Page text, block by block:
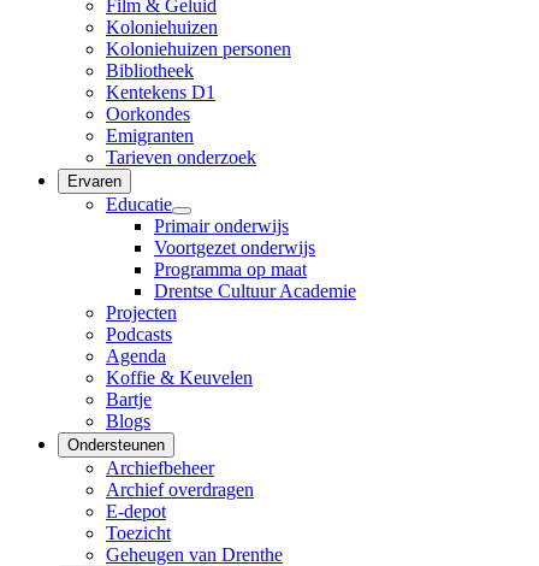
Film & Geluid
Koloniehuizen
Koloniehuizen personen
Bibliotheek
Kentekens D1
Oorkondes
Emigranten
Tarieven onderzoek
Ervaren
Educatie
Primair onderwijs
Voortgezet onderwijs
Programma op maat
Drentse Cultuur Academie
Projecten
Podcasts
Agenda
Koffie & Keuvelen
Bartje
Blogs
Ondersteunen
Archiefbeheer
Archief overdragen
E-depot
Toezicht
Geheugen van Drenthe